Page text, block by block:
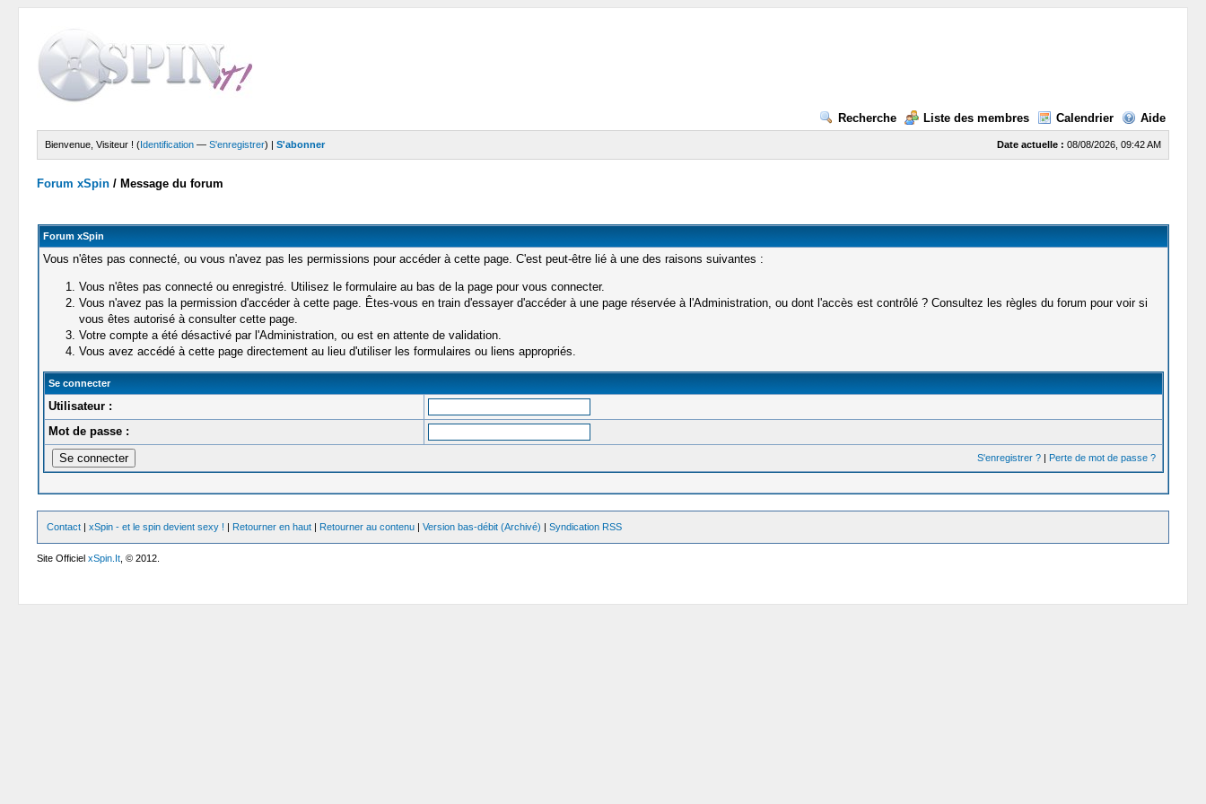
Recherche Liste des membres Calendrier Aide
Date actuelle : 08/08/2026, 09:42 AM
Bienvenue, Visiteur ! (Identification —S'enregistrer) |S'abonner
Forum xSpin / Message du forum
Forum xSpin
Vous n'êtes pas connecté, ou vous n'avez pas les permissions pour accéder à cette page. C'est peut-être lié à une des raisons suivantes :
Vous n'êtes pas connecté ou enregistré. Utilisez le formulaire au bas de la page pour vous connecter.
Vous n'avez pas la permission d'accéder à cette page. Êtes-vous en train d'essayer d'accéder à une page réservée à l'Administration, ou dont l'accès est contrôlé ? Consultez les règles du forum pour voir si
vous êtes autorisé à consulter cette page.
Votre compte a été désactivé par l'Administration, ou est en attente de validation.
Vous avez accédé à cette page directement au lieu d'utiliser les formulaires ou liens appropriés.
Se connecter
Utilisateur :
Mot de passe :
S'enregistrer ?| Perte de mot de passe ?
Contact |xSpin - et le spin devient sexy ! | Retourner en haut | Retourner au contenu |Version bas-débit (Archivé) |Syndication RSS
Site OfficielxSpin.It , © 2012.